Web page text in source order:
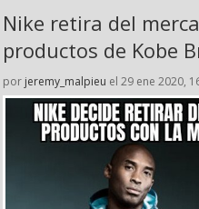
Nike retira del
productos de Kobe
por jeremy_malpieu el 29 ene 2020,